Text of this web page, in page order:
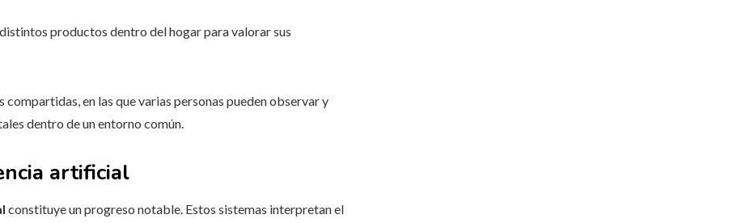
productos dentro del hogar para valorar sus
en las que varias personas pueden observar y
dentro de un entorno común.
artificial
constituye un progreso notable. Estos sistemas interpretan el